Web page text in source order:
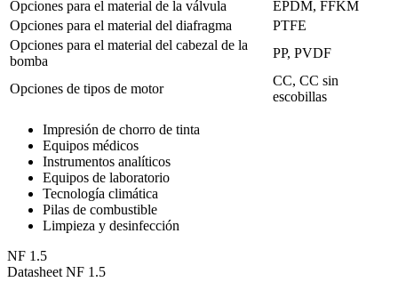
Opciones para el material de la válvula
EPDM, FFKM
Opciones para el material del diafragma
PTFE
Opciones para el material del cabezal de la
bomba
PP, PVDF
Opciones de tipos de motor
CC, CC sin
escobillas
Impresión de chorro de tinta
Equipos médicos
Instrumentos analíticos
Equipos de laboratorio
Tecnología climática
Pilas de combustible
Limpieza y desinfección
NF 1.5
Datasheet NF 1.5